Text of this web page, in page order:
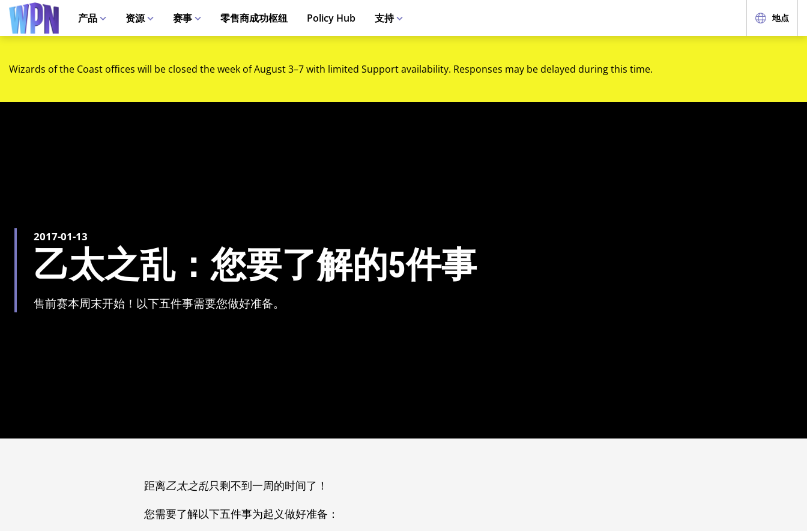
产品 资源 赛事 零售商成功枢纽 Policy Hub 支持 地点
Wizards of the Coast offices will be closed the week of August 3–7 with limited Support availability. Responses may be delayed during this time.
2017-01-13
乙太之乱：您要了解的5件事
售前赛本周末开始！以下五件事需要您做好准备。
距离乙太之乱只剩不到一周的时间了！
您需要了解以下五件事为起义做好准备：